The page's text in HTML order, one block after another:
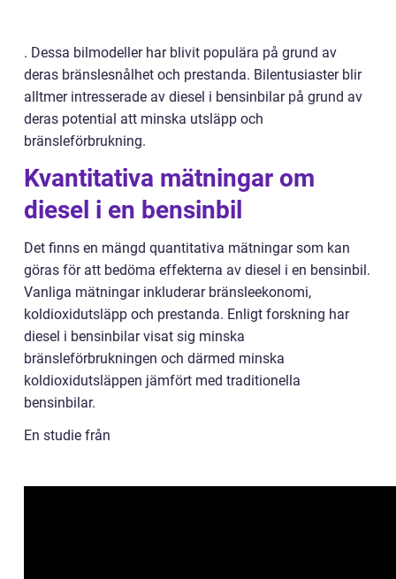
. Dessa bilmodeller har blivit populära på grund av
deras bränslesnålhet och prestanda. Bilentusiaster blir
alltmer intresserade av diesel i bensinbilar på grund av
deras potential att minska utsläpp och
bränsleförbrukning.
Kvantitativa mätningar om
diesel i en bensinbil
Det finns en mängd quantitativa mätningar som kan
göras för att bedöma effekterna av diesel i en bensinbil.
Vanliga mätningar inkluderar bränsleekonomi,
koldioxidutsläpp och prestanda. Enligt forskning har
diesel i bensinbilar visat sig minska
bränsleförbrukningen och därmed minska
koldioxidutsläppen jämfört med traditionella
bensinbilar.
En studie från